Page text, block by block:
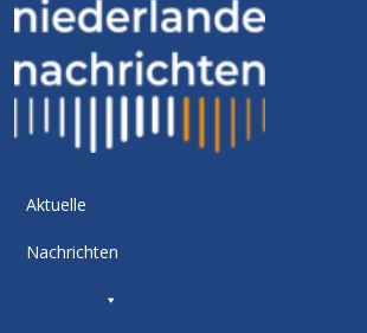
Aktuelle
Nachrichten